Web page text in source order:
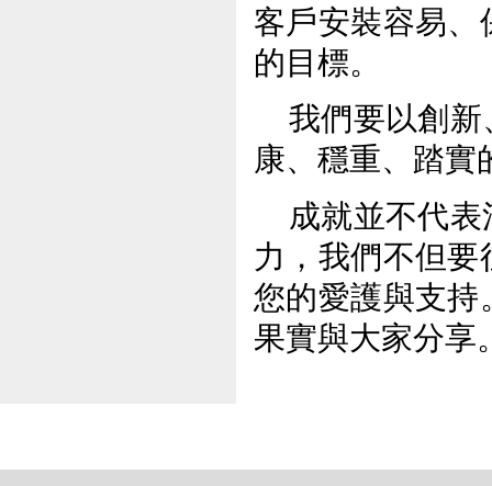
客戶安裝容易
的目標。
我們要以創
康、穩重、踏實
成就並不代
力，我們不但
您的愛護與支持
果實與大家分享